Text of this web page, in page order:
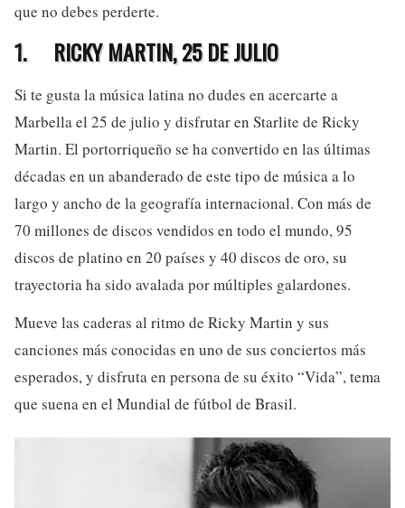
que no debes perderte.
1. RICKY MARTIN, 25 DE JULIO
Si te gusta la música latina no dudes en acercarte a
Marbella el 25 de julio y disfrutar en Starlite de Ricky
Martin. El portorriqueño se ha convertido en las últimas
décadas en un abanderado de este tipo de música a lo
largo y ancho de la geografía internacional. Con más de
70 millones de discos vendidos en todo el mundo, 95
discos de platino en 20 países y 40 discos de oro, su
trayectoria ha sido avalada por múltiples galardones.
Mueve las caderas al ritmo de Ricky Martin y sus
canciones más conocidas en uno de sus conciertos más
esperados, y disfruta en persona de su éxito “Vida”, tema
que suena en el Mundial de fútbol de Brasil.